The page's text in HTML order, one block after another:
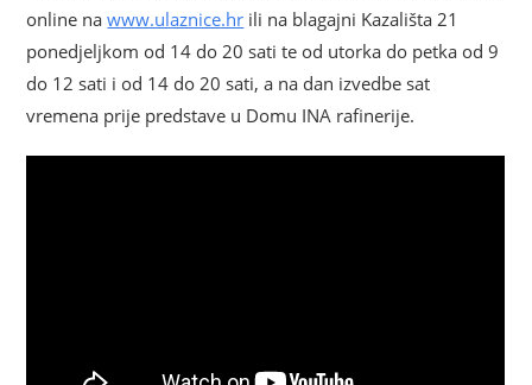
online nawww.ulaznice.hr ili na blagajni Kazališta 21
ponedjeljkom od 14 do 20 sati te od utorka do petka od 9
do 12 sati i od 14 do 20 sati, a na dan izvedbe sat
vremena prije predstave u Domu INA rafinerije.